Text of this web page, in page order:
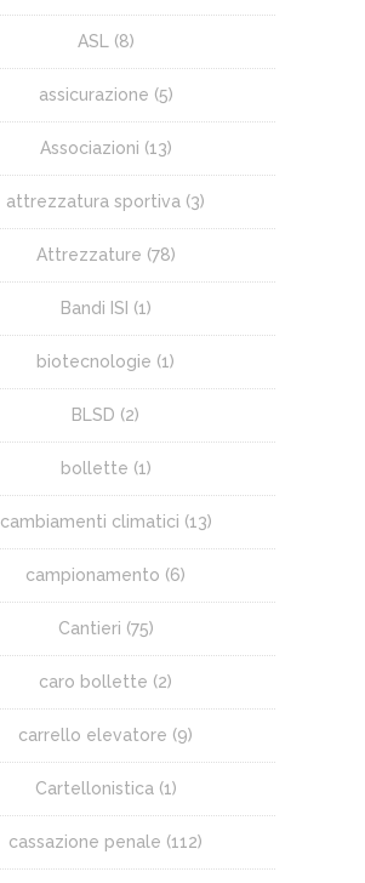
ASL (8)
assicurazione (5)
Associazioni (13)
attrezzatura sportiva (3)
Attrezzature (78)
Bandi ISI (1)
biotecnologie (1)
BLSD (2)
bollette (1)
cambiamenti climatici (13)
campionamento (6)
Cantieri (75)
caro bollette (2)
carrello elevatore (9)
Cartellonistica (1)
cassazione penale (112)